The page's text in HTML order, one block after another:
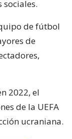
sociales.
de fútbol
de
2022, el
de la UEFA
ucraniana.